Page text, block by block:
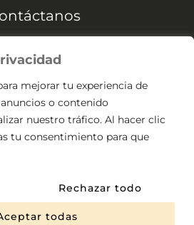
mejorar tu experiencia de
o contenido
nuestro tráfico. Al hacer clic
tu consentimiento para que
Rechazar todo
todas
304 541 2307
San Gabriel. El contenido y los
Velones San Gabriel
por Juzambrano